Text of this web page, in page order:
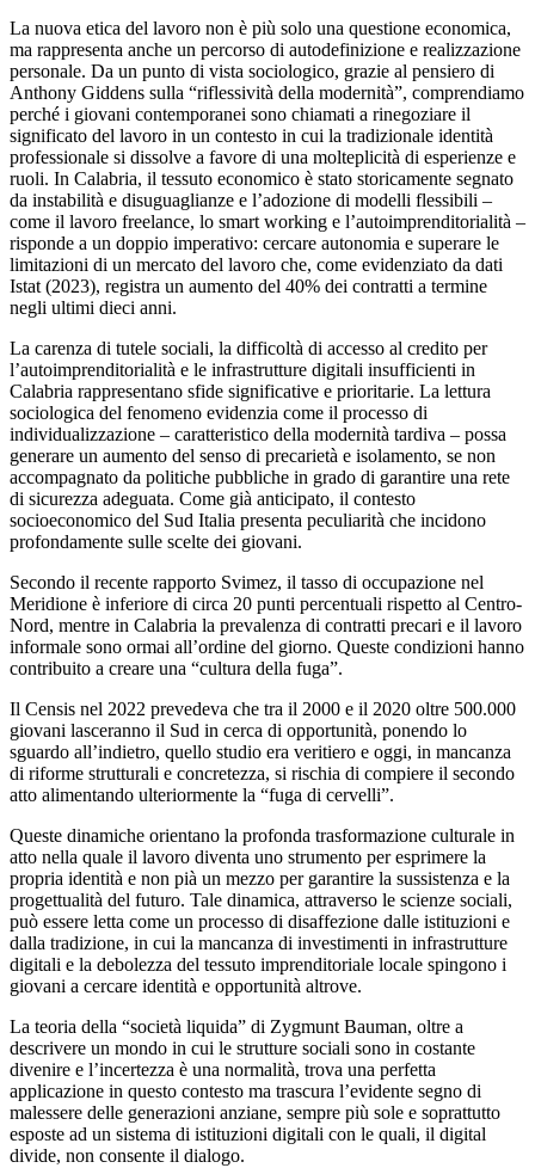
La nuova etica del lavoro non è più solo una questione economica,
ma rappresenta anche un percorso di autodefinizione e realizzazione
personale. Da un punto di vista sociologico, grazie al pensiero di
Anthony Giddens sulla “riflessività della modernità”, comprendiamo
perché i giovani contemporanei sono chiamati a rinegoziare il
significato del lavoro in un contesto in cui la tradizionale identità
professionale si dissolve a favore di una molteplicità di esperienze e
ruoli. In Calabria, il tessuto economico è stato storicamente segnato
da instabilità e disuguaglianze e l’adozione di modelli flessibili –
come il lavoro freelance, lo smart working e l’autoimprenditorialità –
risponde a un doppio imperativo: cercare autonomia e superare le
limitazioni di un mercato del lavoro che, come evidenziato da dati
Istat (2023), registra un aumento del 40% dei contratti a termine
negli ultimi dieci anni.
La carenza di tutele sociali, la difficoltà di accesso al credito per
l’autoimprenditorialità e le infrastrutture digitali insufficienti in
Calabria rappresentano sfide significative e prioritarie. La lettura
sociologica del fenomeno evidenzia come il processo di
individualizzazione – caratteristico della modernità tardiva – possa
generare un aumento del senso di precarietà e isolamento, se non
accompagnato da politiche pubbliche in grado di garantire una rete
di sicurezza adeguata. Come già anticipato, il contesto
socioeconomico del Sud Italia presenta peculiarità che incidono
profondamente sulle scelte dei giovani.
Secondo il recente rapporto Svimez, il tasso di occupazione nel
Meridione è inferiore di circa 20 punti percentuali rispetto al Centro-
Nord, mentre in Calabria la prevalenza di contratti precari e il lavoro
informale sono ormai all’ordine del giorno. Queste condizioni hanno
contribuito a creare una “cultura della fuga”.
Il Censis nel 2022 prevedeva che tra il 2000 e il 2020 oltre 500.000
giovani lasceranno il Sud in cerca di opportunità, ponendo lo
sguardo all’indietro, quello studio era veritiero e oggi, in mancanza
di riforme strutturali e concretezza, si rischia di compiere il secondo
atto alimentando ulteriormente la “fuga di cervelli”.
Queste dinamiche orientano la profonda trasformazione culturale in
atto nella quale il lavoro diventa uno strumento per esprimere la
propria identità e non pià un mezzo per garantire la sussistenza e la
progettualità del futuro. Tale dinamica, attraverso le scienze sociali,
può essere letta come un processo di disaffezione dalle istituzioni e
dalla tradizione, in cui la mancanza di investimenti in infrastrutture
digitali e la debolezza del tessuto imprenditoriale locale spingono i
giovani a cercare identità e opportunità altrove.
La teoria della “società liquida” di Zygmunt Bauman, oltre a
descrivere un mondo in cui le strutture sociali sono in costante
divenire e l’incertezza è una normalità, trova una perfetta
applicazione in questo contesto ma trascura l’evidente segno di
malessere delle generazioni anziane, sempre più sole e soprattutto
esposte ad un sistema di istituzioni digitali con le quali, il digital
divide, non consente il dialogo.